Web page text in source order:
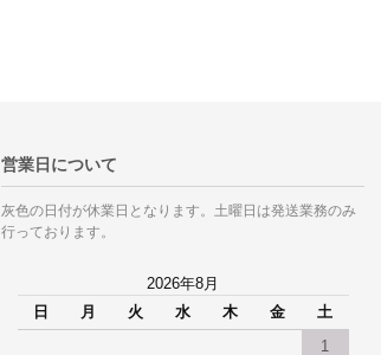
営業日について
灰色の日付が休業日となります。土曜日は発送業務のみ
行っております。
2026年8月
日
月 火 水 木 金 土
1